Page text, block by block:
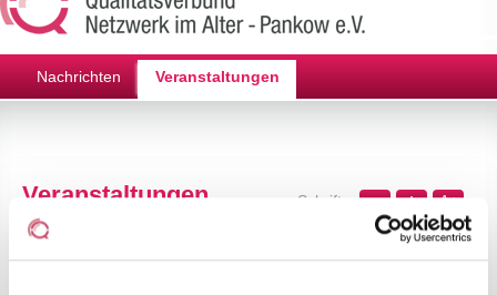
Nachrichten Veranstaltungen
A+
A
-
Veranstaltungen
Hier finden Sie alle neuen sowie ein Rückblick auf vergangene
Informationsveranstaltungen.